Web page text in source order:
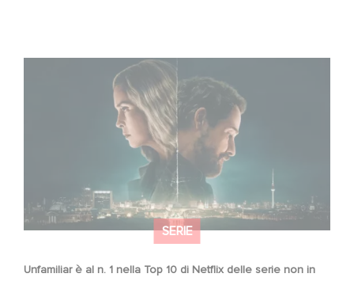
SERIE
Unfamiliar è al n. 1 nella Top 10 di Netflix delle serie non in
Unfamiliar è al n. 1 nella Top 10 di Netflix delle serie non in